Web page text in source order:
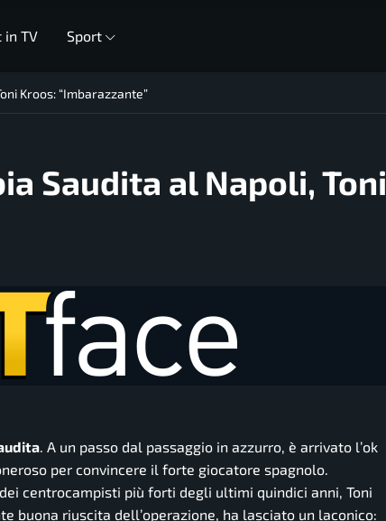
in TV Sport
Kroos: “Imbarazzante”
Saudita al Napoli, Toni
. A un passo dal passaggio in azzurro, è arrivato l’ok
per convincere il forte giocatore spagnolo.
centrocampisti più forti degli ultimi quindici anni, Toni
buona riuscita dell’operazione, ha lasciato un laconico: